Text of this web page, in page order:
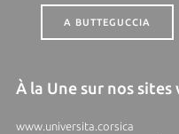
A BUTTEGUCCIA
À la Une sur nos sites
www.universita.corsica